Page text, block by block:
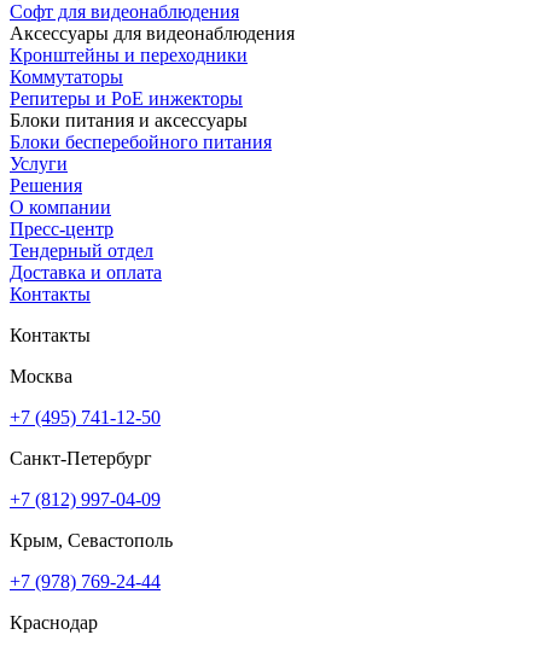
Софт для видеонаблюдения
Аксессуары для видеонаблюдения
Кронштейны и переходники
Коммутаторы
Репитеры и PoE инжекторы
Блоки питания и аксессуары
Блоки бесперебойного питания
Услуги
Решения
О компании
Пресс-центр
Тендерный отдел
Доставка и оплата
Контакты
Контакты
Москва
+7 (495) 741-12-50
Санкт-Петербург
+7 (812) 997-04-09
Крым, Севастополь
+7 (978) 769-24-44
Краснодар